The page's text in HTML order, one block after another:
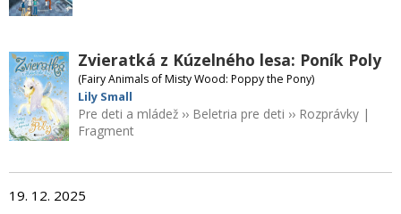
Zvieratká z Kúzelného lesa: Poník Poly
(Fairy Animals of Misty Wood: Poppy the Pony)
Lily Small
Pre deti a mládež ›› Beletria pre deti ›› Rozprávky |
Fragment
19. 12. 2025